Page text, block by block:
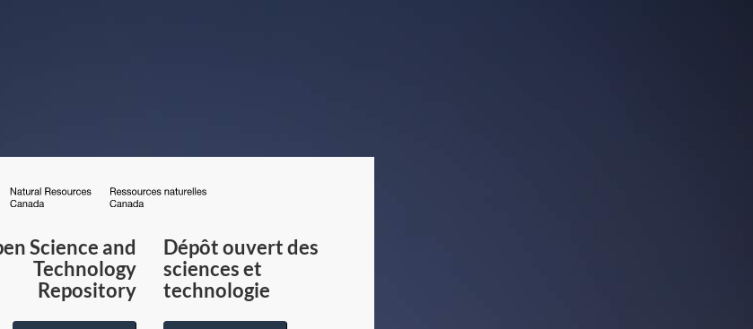
du
Canada
Science and
Technology
Repository
Dépôt ouvert des
sciences et
technologie